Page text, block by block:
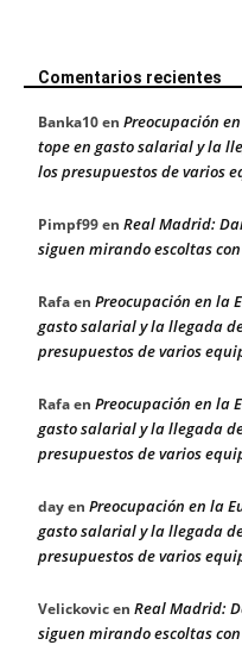
Comentarios recientes
Banka10en Preocupación
tope en gasto salarial y la
los presupuestos de varios
Pimpf99en Real Madrid:
siguen mirando escoltas
Rafaen Preocupación en la
gasto salarial y la llegada
presupuestos de varios
Rafaen Preocupación en la
gasto salarial y la llegada
presupuestos de varios
dayen Preocupación en la
gasto salarial y la llegada
presupuestos de varios
Velickovicen Real Madrid:
siguen mirando escoltas